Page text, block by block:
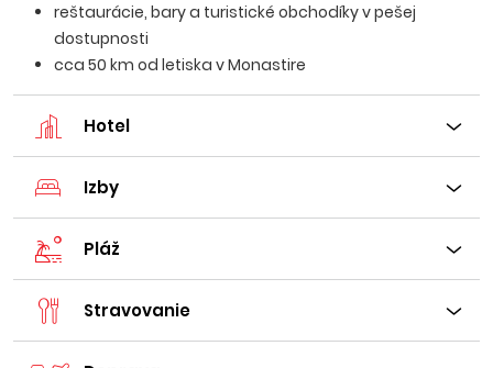
reštaurácie, bary a turistické obchodíky v pešej
dostupnosti
cca 50 km od letiska v Monastire
Hotel
Izby
Pláž
Stravovanie